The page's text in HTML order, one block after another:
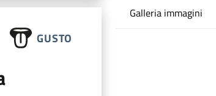
GUSTO
Galleria immagini